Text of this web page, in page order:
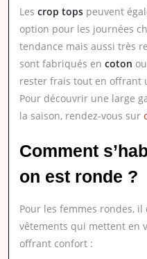
Les crop tops peuvent
option pour les journées
tendance mais aussi très
sont fabriqués en coton
rester frais tout en offrant
Pour découvrir une large
la saison, rendez-vous sur
Comment
on est ronde ?
Pour les femmes rondes,
vêtements qui mettent en
offrant confort :